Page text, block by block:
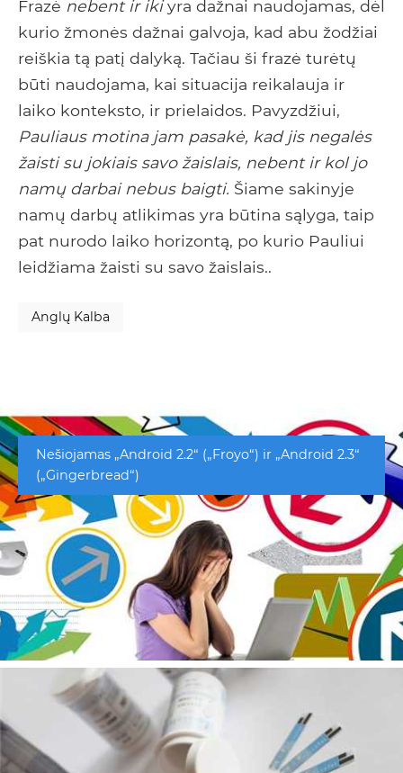
Frazė nebent ir ikiyra dažnai naudojamas, dėl
kurio žmonės dažnai galvoja, kad abu žodžiai
reiškia tą patį dalyką. Tačiau ši frazė turėtų
būti naudojama, kai situacija reikalauja ir
laiko konteksto, ir prielaidos. Pavyzdžiui,
Pauliaus motina jam pasakė, kad jis negalės
žaisti su jokiais savo žaislais, nebent ir kol jo
namų darbai nebus baigti. Šiame sakinyje
namų darbų atlikimas yra būtina sąlyga, taip
pat nurodo laiko horizontą, po kurio Pauliui
leidžiama žaisti su savo žaislais..
Anglų Kalba
Nešiojamas „Android 2.2“ („Froyo“) ir „Android 2.3“
(„Gingerbread“)